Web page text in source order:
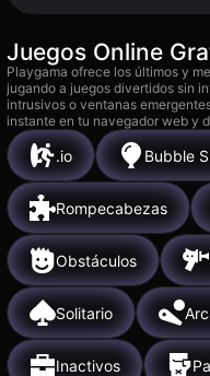
Juegos Online
Playgama ofrece los últimos y
jugando a juegos divertidos sin
intrusivos o ventanas
instante en tu navegador web y
.io Bubble
Rompecabezas
Obstáculos
Solitario
Inactivos